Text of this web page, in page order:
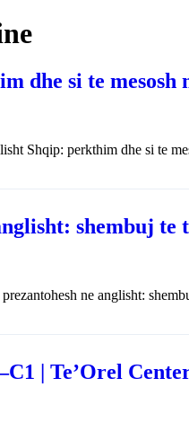
dhe si te mesosh
Shqip: perkthim dhe si te
shembuj te
ne anglisht:
| Te’Orel